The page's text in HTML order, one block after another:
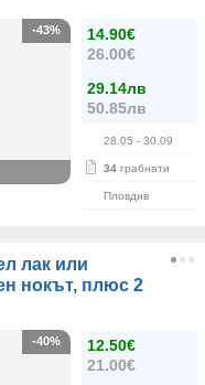
14.90€
26.00€
29.14лв
50.85лв
28.05 - 30.09
34 грабнати
Пловдив
-43%
лак или
нокът, плюс 2
12.50€
21.00€
-40%